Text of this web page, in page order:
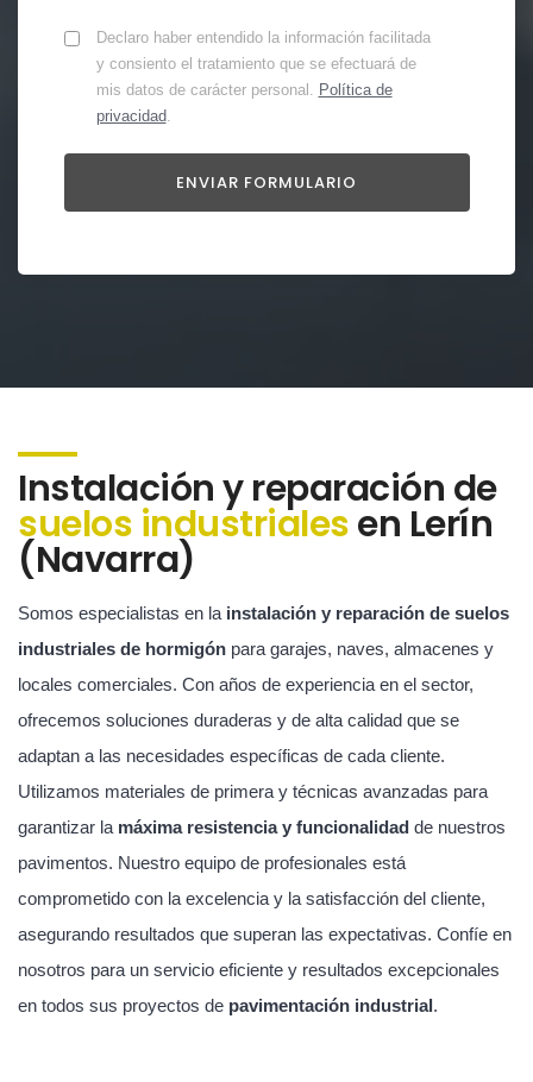
Declaro haber entendido la información facilitada
y consiento el tratamiento que se efectuará de
mis datos de carácter personal. Política de
privacidad.
Instalación y reparación de
suelos industrialesen Lerín
(Navarra)
Somos especialistas en la instalación y reparación de suelos
industriales de hormigón para garajes, naves, almacenes y
locales comerciales. Con años de experiencia en el sector,
ofrecemos soluciones duraderas y de alta calidad que se
adaptan a las necesidades específicas de cada cliente.
Utilizamos materiales de primera y técnicas avanzadas para
garantizar la máxima resistencia y funcionalidad de nuestros
pavimentos. Nuestro equipo de profesionales está
comprometido con la excelencia y la satisfacción del cliente,
asegurando resultados que superan las expectativas. Confíe en
nosotros para un servicio eficiente y resultados excepcionales
en todos sus proyectos de pavimentación industrial.